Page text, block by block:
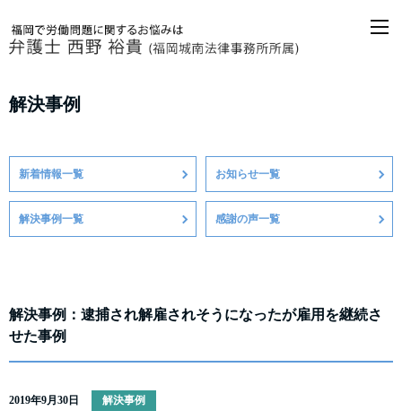
解決事例
新着情報一覧 お知らせ一覧
解決事例一覧 感謝の声一覧
解決事例：逮捕され解雇されそうになったが雇用を継続さ
せた事例
2019年9月30日 解決事例